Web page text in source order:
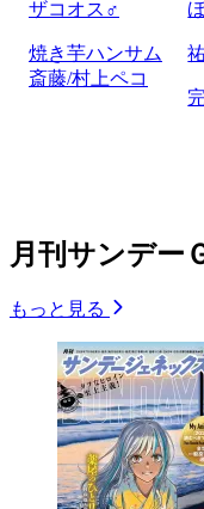
ザコオス♂
焼き芋ハンサム
斎藤/村上ペコ
月刊サンデー
もっと見る